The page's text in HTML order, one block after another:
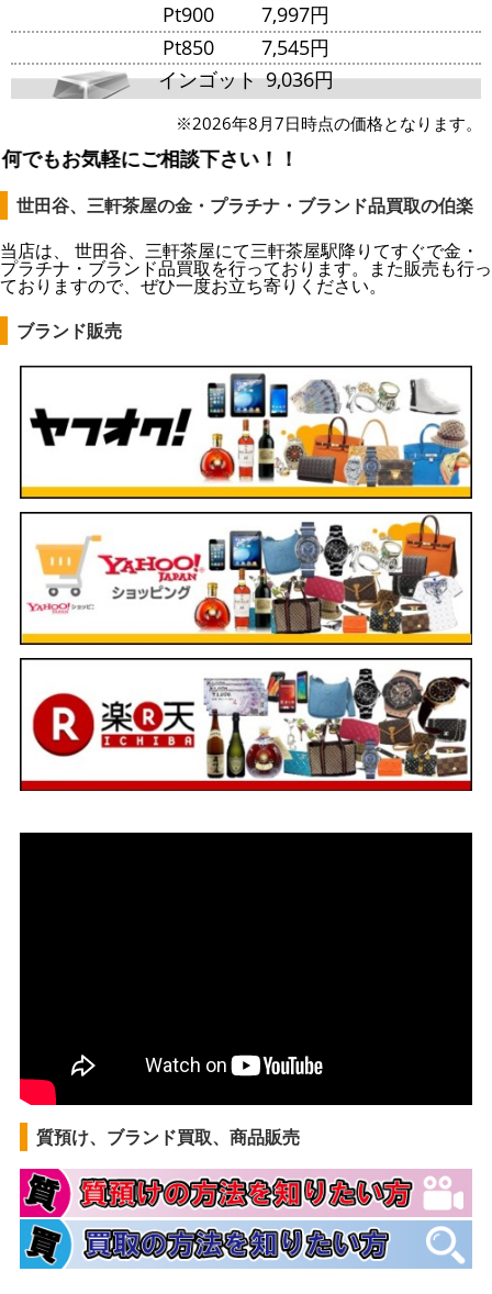
Pt900
7,997円
Pt850
7,545円
インゴット 9,036円
※2026年8月7日時点の価格となります。
軽にご相談下さい！！
世田谷、三軒茶屋の金・プラチナ・ブランド品買取の伯楽
当店は、 世田谷、三軒茶屋にて三軒茶屋駅降りてすぐで金・
プラチナ・ブランド品買取を行っております。また販売も行っ
ておりますので、ぜひ一度お立ち寄りください。
ブランド販売
質預け、ブランド買取、商品販売